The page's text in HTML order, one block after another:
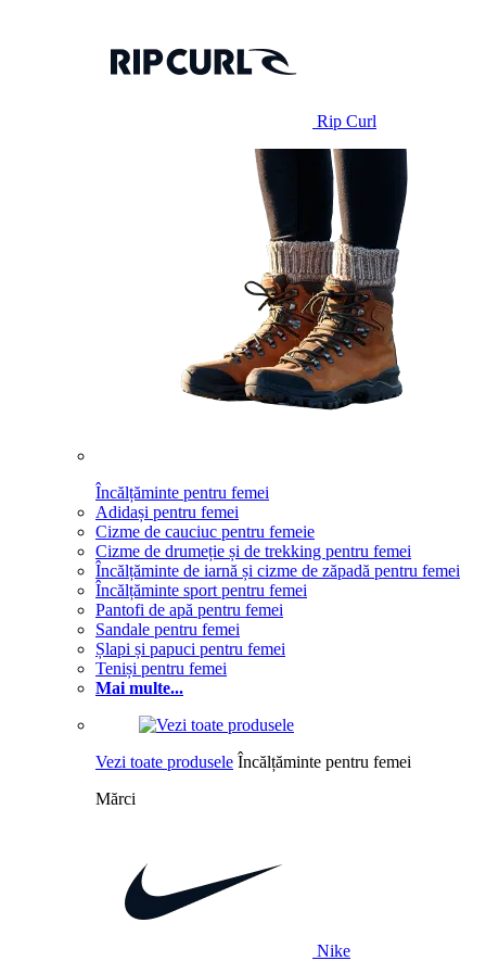
Rip Curl
Încălțăminte pentru femei
Adidași pentru femei
Cizme de cauciuc pentru femeie
Cizme de drumeție și de trekking pentru femei
Încălțăminte de iarnă și cizme de zăpadă pentru femei
Încălțăminte sport pentru femei
Pantofi de apă pentru femei
Sandale pentru femei
Șlapi și papuci pentru femei
Teniși pentru femei
Mai multe...
Vezi toate produsele Încălțăminte pentru femei
Mărci
Nike